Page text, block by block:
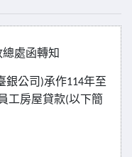
處函轉知
銀公司 )承作114年至
工房屋貸款(以下簡